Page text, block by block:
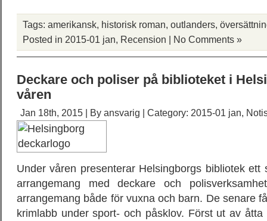
Tags: amerikansk historisk roman outlanders
Posted in 2015-01 jan Recension | No Comments »
Deckare och poliser på biblioteket i
våren
Jan 18th, 2015 | By ansvarig | Category: 2015-01 jan
Under våren presenterar Helsingborgs bibliotek ett
arrangemang med deckare och
arrangemang både för vuxna och barn. De senare
krimlabb under sport- och påsklov. Först ut av